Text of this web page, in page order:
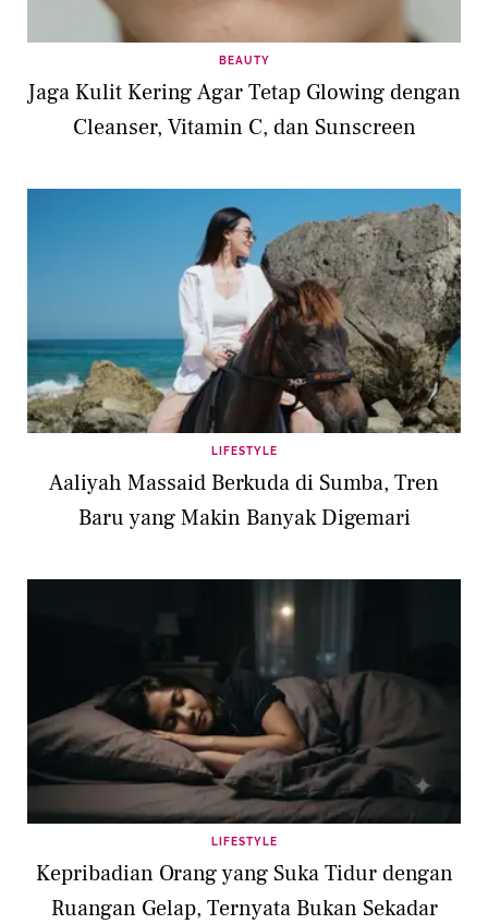
BEAUTY
Jaga Kulit Kering Agar Tetap Glowing dengan
Cleanser, Vitamin C, dan Sunscreen
LIFESTYLE
Aaliyah Massaid Berkuda di Sumba, Tren
Baru yang Makin Banyak Digemari
LIFESTYLE
Kepribadian Orang yang Suka Tidur dengan
Ruangan Gelap, Ternyata Bukan Sekadar